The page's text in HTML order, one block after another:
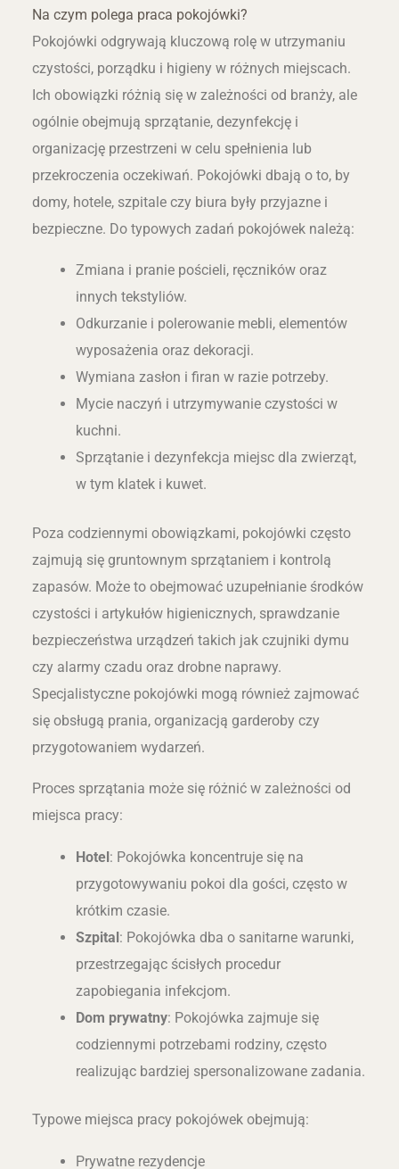
Na czym polega praca pokojówki?
Pokojówki odgrywają kluczową rolę w utrzymaniu
czystości, porządku i higieny w różnych miejscach.
Ich obowiązki różnią się w zależności od branży, ale
ogólnie obejmują sprzątanie, dezynfekcję i
organizację przestrzeni w celu spełnienia lub
przekroczenia oczekiwań. Pokojówki dbają o to, by
domy, hotele, szpitale czy biura były przyjazne i
bezpieczne. Do typowych zadań pokojówek należą:
Zmiana i pranie pościeli, ręczników oraz
innych tekstyliów.
Odkurzanie i polerowanie mebli, elementów
wyposażenia oraz dekoracji.
Wymiana zasłon i firan w razie potrzeby.
Mycie naczyń i utrzymywanie czystości w
kuchni.
Sprzątanie i dezynfekcja miejsc dla zwierząt,
w tym klatek i kuwet.
Poza codziennymi obowiązkami, pokojówki często
zajmują się gruntownym sprzątaniem i kontrolą
zapasów. Może to obejmować uzupełnianie środków
czystości i artykułów higienicznych, sprawdzanie
bezpieczeństwa urządzeń takich jak czujniki dymu
czy alarmy czadu oraz drobne naprawy.
Specjalistyczne pokojówki mogą również zajmować
się obsługą prania, organizacją garderoby czy
przygotowaniem wydarzeń.
Proces sprzątania może się różnić w zależności od
miejsca pracy:
Hotel: Pokojówka koncentruje się na
przygotowywaniu pokoi dla gości, często w
krótkim czasie.
Szpital: Pokojówka dba o sanitarne warunki,
przestrzegając ścisłych procedur
zapobiegania infekcjom.
Dom prywatny: Pokojówka zajmuje się
codziennymi potrzebami rodziny, często
realizując bardziej spersonalizowane zadania.
Typowe miejsca pracy pokojówek obejmują:
Prywatne rezydencje